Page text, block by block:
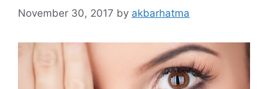
November 30, 2017 by akbarhatma